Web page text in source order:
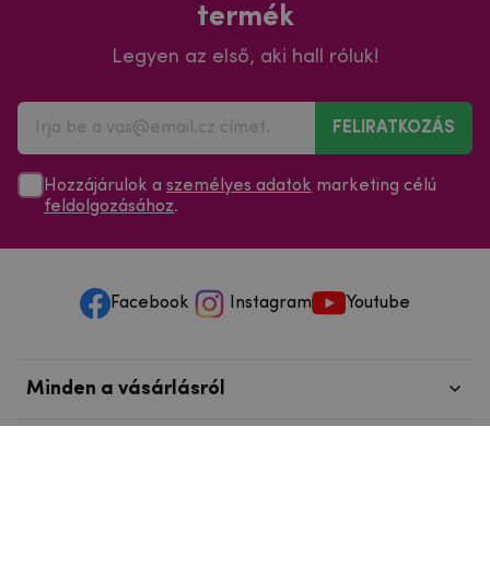
termék
Legyen az első, aki hall róluk!
FELIRATKOZÁS
Hozzájárulok a személyes adatok marketing célú
feldolgozásához.
Facebook Instagram Youtube
Minden a vásárlásról